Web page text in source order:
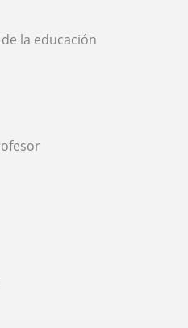
la educación